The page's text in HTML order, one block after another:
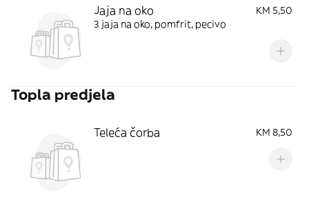
Jaja na oko
KM 5,50
3 jaja na oko, pomfrit, pecivo
Topla predjela
Teleća čorba KM 8,50